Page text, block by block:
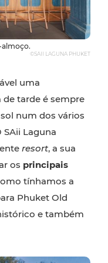
almoço.
©SAII LAGUNA PHUKET
uma
tarde é sempre
num dos vários
SAii Laguna
resort, a sua
os principais
tínhamos a
Phuket Old
e também